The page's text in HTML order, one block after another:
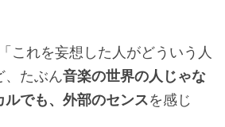
「これを妄想した人がどういう人
、たぶん音楽の世界の人じゃな
でも、外部のセンスを感じ